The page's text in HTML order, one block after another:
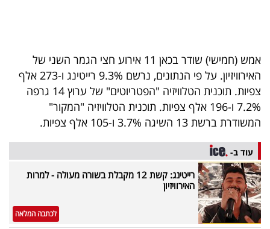
דרושים
ניוזלטרים
מייל
אדום
אמש (חמישי) שודר בכאן 11 אירוע חצי הגמר השני של
האירוויזיון. על פי הנתונים, נרשם 9.3% רייטינג ו-273 אלף
צפיות. תוכנית הטלוויזיה "הפטריוטים" של ערוץ 14 גרפה
7.2% ו-196 אלף צפיות. תוכנית הטלוויזיה "המקור"
המשודרת ברשת 13 השיגה 3.7% ו-105 אלף צפיות.
עוד ב-
רייטינג: קשת 12 מקבלת בשורה מעולה - למרות
האירוויזיון
לכתבה המלאה